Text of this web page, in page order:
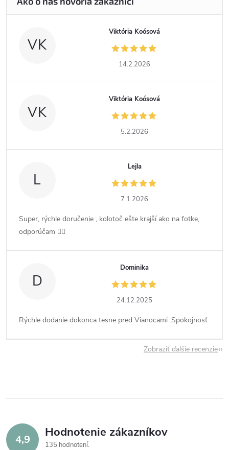
VK
Viktória Koósová
14.2.2026
VK
Viktória Koósová
5.2.2026
L
Lejla
7.1.2026
Super, rýchle doručenie , kolotoč ešte krajší ako na fotke,
odporúčam 👍🏻
D
Dominika
24.12.2025
Rýchle dodanie dokonca tesne pred Vianocami .Spokojnosť
Zobraziť ďalšie recenzie
4,9 Hodnotenie zákazníkov
135 hodnotení